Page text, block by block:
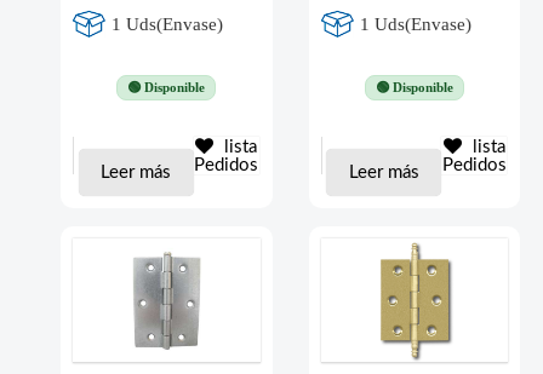
1 Uds(Envase)
🟢 Disponible
Leer más
lista
Pedidos
1 Uds(Envase)
🟢 Disponible
Leer más
lista
Pedidos